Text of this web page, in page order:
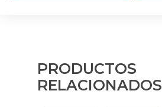
PRODUCTOS
RELACIONADOS